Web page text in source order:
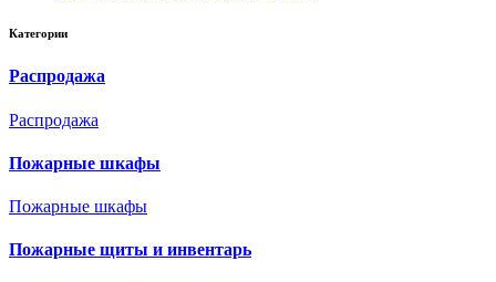
Категории
Распродажа
Распродажа
Пожарные шкафы
Пожарные шкафы
Пожарные щиты и инвентарь